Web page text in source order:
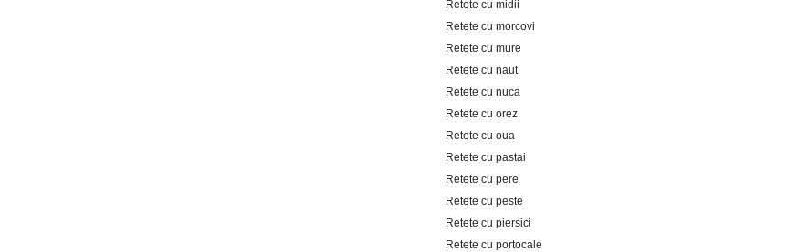
Retete cu midii
Retete cu morcovi
Retete cu mure
Retete cu naut
Retete cu nuca
Retete cu orez
Retete cu oua
Retete cu pastai
Retete cu pere
Retete cu peste
Retete cu piersici
Retete cu portocale